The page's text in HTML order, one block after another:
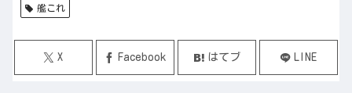
艦これ
X Facebook はてブ LINE